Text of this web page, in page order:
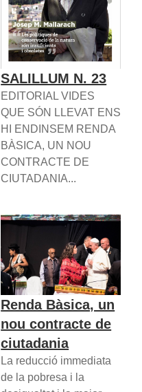
SALILLUM N. 23
EDITORIAL VIDES
QUE SÓN LLEVAT ENS
HI ENDINSEM RENDA
BÀSICA, UN NOU
CONTRACTE DE
CIUTADANIA...
Renda Bàsica, un
nou contracte de
ciutadania
La reducció immediata
de la pobresa i la